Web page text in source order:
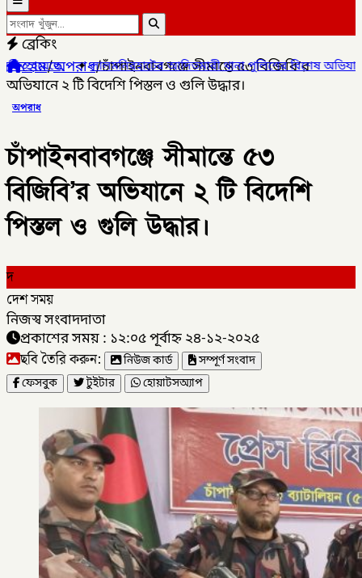
ব্রেকিং
আদিতমারী থানা পুলিশের বিশেষ অভিযানে , মাদক সম্রাট
হোম/অপরাধ/চাঁপাইনবাবগঞ্জে সীমান্তে ৫৩ বিজিবি’র
অভিযানে ২ টি বিদেশি পিস্তল ও গুলি উদ্ধার।
অপরাধ
চাঁপাইনবাবগঞ্জে সীমান্তে ৫৩
বিজিবি’র অভিযানে ২ টি বিদেশি
পিস্তল ও গুলি উদ্ধার।
দ
দেশ সময়
নিজস্ব সংবাদদাতা
প্রকাশের সময় : ১২:০৫ পূর্বাহ্ন ২৪-১২-২০২৫
ছবি তৈরি করুন: নিউজ কার্ড
সম্পূর্ণ সংবাদ
ফেসবুক
টুইটার হোয়াটসঅ্যাপ